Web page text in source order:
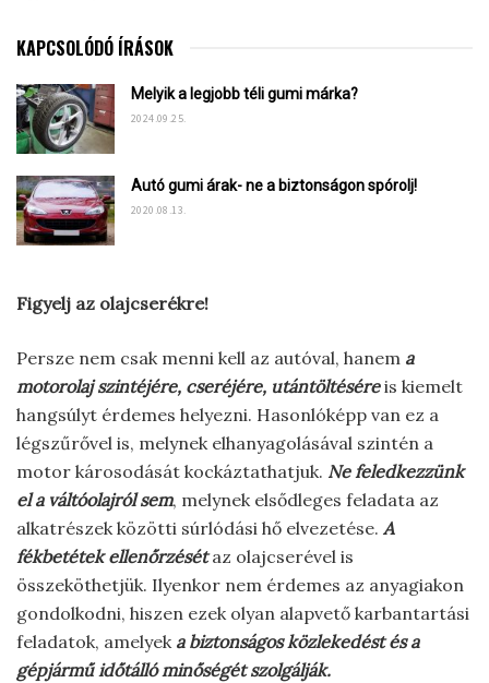
KAPCSOLÓDÓ ÍRÁSOK
Melyik a legjobb téli gumi márka?
2024.09.25.
Autó gumi árak- ne a biztonságon spórolj!
2020.08.13.
Figyelj az olajcserékre!
Persze nem csak menni kell az autóval, hanem a
motorolaj szintéjére, cseréjére, utántöltéséreis kiemelt
hangsúlyt érdemes helyezni. Hasonlóképp van ez a
légszűrővel is, melynek elhanyagolásával szintén a
motor károsodását kockáztathatjuk. Ne feledkezzünk
el a váltóolajról sem, melynek elsődleges feladata az
alkatrészek közötti súrlódási hő elvezetése. A
fékbetétek ellenőrzésétaz olajcserével is
összeköthetjük. Ilyenkor nem érdemes az anyagiakon
gondolkodni, hiszen ezek olyan alapvető karbantartási
feladatok, amelyek a biztonságos közlekedést és a
gépjármű időtálló minőségét szolgálják.